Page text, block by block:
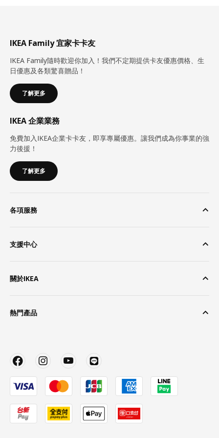
IKEA Family 宜家卡卡友
IKEA Family隨時歡迎你加入！我們不定期提供卡友優惠價格、生
日優惠及各類驚喜贈品！
了解更多
IKEA 企業業務
免費加入IKEA企業卡卡友，即享專屬優惠。讓我們成為你事業的強
力後援！
了解更多
各項服務
支援中心
關於IKEA
熱門產品